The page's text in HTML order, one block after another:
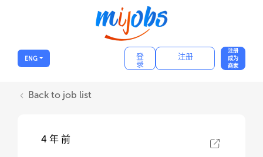
ENG 登
录
注册
注册
成为
商家
Back to job list
4 年 前